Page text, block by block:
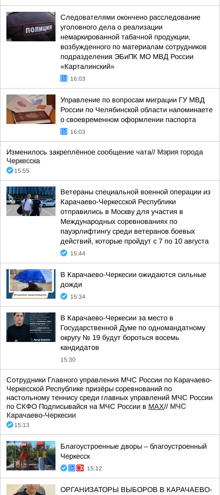
Следователями окончено расследование
уголовного дела о реализации
немаркированной табачной продукции,
возбужденного по материалам сотрудников
подразделения ЭБиПК МО МВД России
«Карталинский»
16:03
Управление по вопросам миграции ГУ МВД
России по Челябинской области напоминаете
о своевременном оформлении паспорта
16:03
Изменилось закреплённое сообщение чата// Мэрия города
Черкесска
15:55
Ветераны специальной военной операции из
Карачаево-Черкесской Республики
отправились в Москву для участия в
Международных соревнованиях по
пауэрлифтингу среди ветеранов боевых
действий, которые пройдут с 7 по 10 августа
15:44
В Карачаево-Черкесии ожидаются сильные
дожди
15:34
В Карачаево-Черкесии за место в
Государственной Думе по одномандатному
округу № 19 будут бороться восемь
кандидатов
15:30
Сотрудники Главного управления МЧС России по Карачаево-
Черкесской Республике призёры соревнований по
настольному теннису среди главных управлений МЧС России
по СКФО Подписывайся на МЧС России в MAX// МЧС
Карачаево-Черкесии
15:13
Благоустроенные дворы – благоустроенный
Черкесск
15:12
ОРГАНИЗАТОРЫ ВЫБОРОВ В КАРАЧАЕВО-